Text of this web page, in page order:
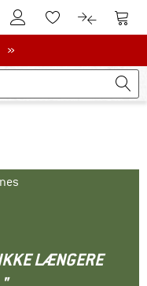
Til kundekontoenTil huskesedlen.
Til Til
»
LÆNGERE